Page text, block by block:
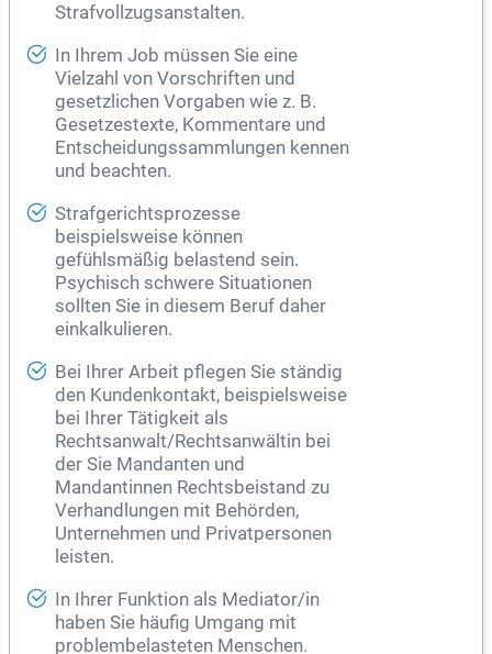
Strafvollzugsanstalten.
In Ihrem Job müssen Sie eine
Vielzahl von Vorschriften und
gesetzlichen Vorgaben wie z. B.
Gesetzestexte, Kommentare und
Entscheidungssammlungen kennen
und beachten.
Strafgerichtsprozesse
beispielsweise können
gefühlsmäßig belastend sein.
Psychisch schwere Situationen
sollten Sie in diesem Beruf daher
einkalkulieren.
Bei Ihrer Arbeit pflegen Sie ständig
den Kundenkontakt, beispielsweise
bei Ihrer Tätigkeit als
Rechtsanwalt/Rechtsanwältin bei
der Sie Mandanten und
Mandantinnen Rechtsbeistand zu
Verhandlungen mit Behörden,
Unternehmen und Privatpersonen
leisten.
In Ihrer Funktion als Mediator/in
haben Sie häufig Umgang mit
problembelasteten Menschen.